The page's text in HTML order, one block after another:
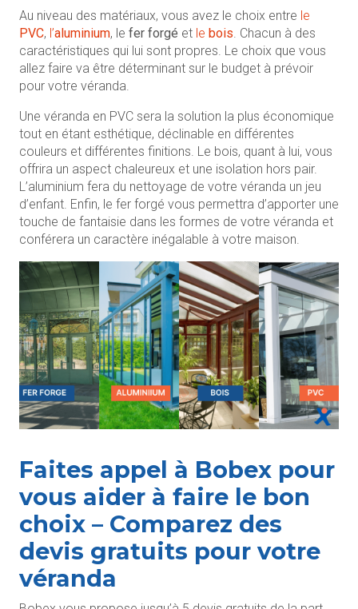
Au niveau des matériaux, vous avez le choix entre le
PVC, l’aluminium, le fer forgé et le bois . Chacun à des
caractéristiques qui lui sont propres. Le choix que vous
allez faire va être déterminant sur le budget à prévoir
pour votre véranda.
Une véranda en PVC sera la solution la plus économique
tout en étant esthétique, déclinable en différentes
couleurs et différentes finitions. Le bois, quant à lui, vous
offrira un aspect chaleureux et une isolation hors pair.
L’aluminium fera du nettoyage de votre véranda un jeu
d’enfant. Enfin, le fer forgé vous permettra d’apporter une
touche de fantaisie dans les formes de votre véranda et
conférera un caractère inégalable à votre maison.
Faites appel à Bobex pour
vous aider à faire le bon
choix – Comparez des
devis gratuits pour votre
véranda